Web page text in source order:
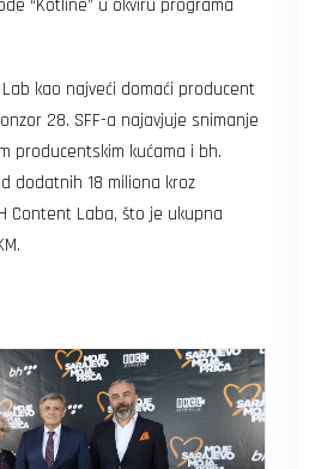
“Kotline” u okviru programa
kao najveći domaći producent
28. SFF-a najavjuje snimanje
producentskim kućama i bh.
dodatnih 18 miliona kroz
Content Laba, što je ukupna